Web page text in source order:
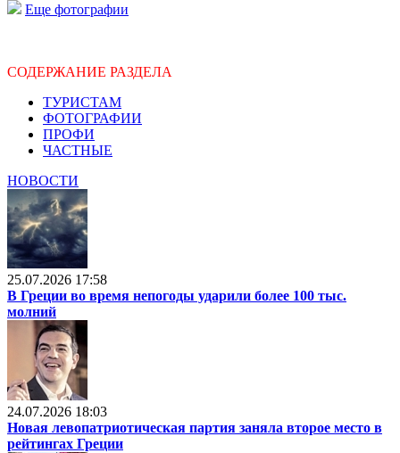
Еще фотографии
СОДЕРЖАНИЕ РАЗДЕЛА
ТУРИСТАМ
ФОТОГРАФИИ
ПРОФИ
ЧАСТНЫЕ
НОВОСТИ
25.07.2026 17:58
В Греции во время непогоды ударили более 100 тыс.
молний
24.07.2026 18:03
Новая левопатриотическая партия заняла второе место в
рейтингах Греции